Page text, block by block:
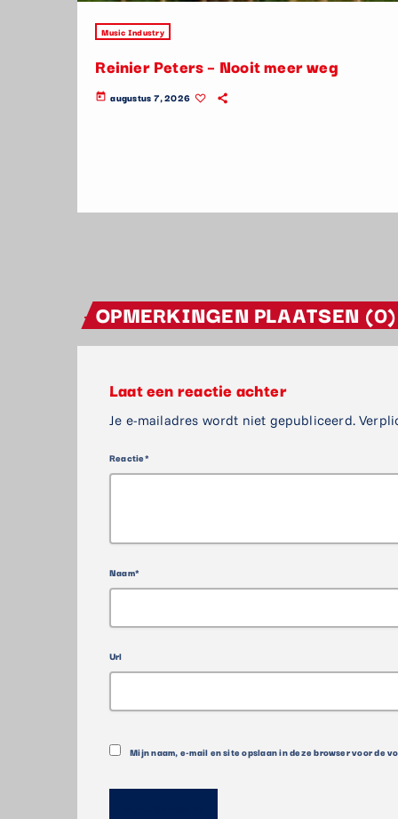
Music Industry
Reinier Peters – Nooit meer weg
today augustus 7, 2026
OPMERKINGEN PLAATSEN (0)
Laat een reactie achter
Je e-mailadres wordt niet gepubliceerd.
Reactie*
Naam*
Url
Mijn naam, e-mail en site opslaan in deze browser voor de